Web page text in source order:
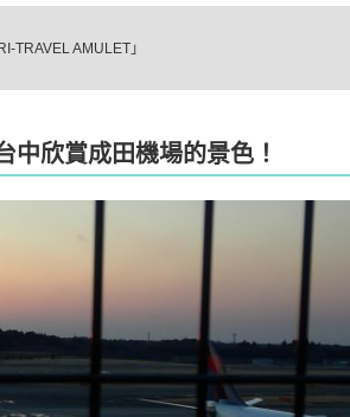
TRAVEL AMULET」
中欣賞成田機場的景色！